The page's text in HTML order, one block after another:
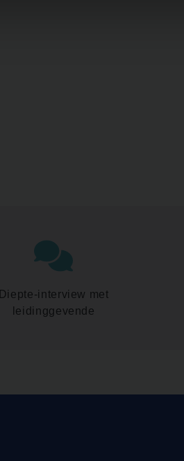
Diepte-interview met
leidinggevende